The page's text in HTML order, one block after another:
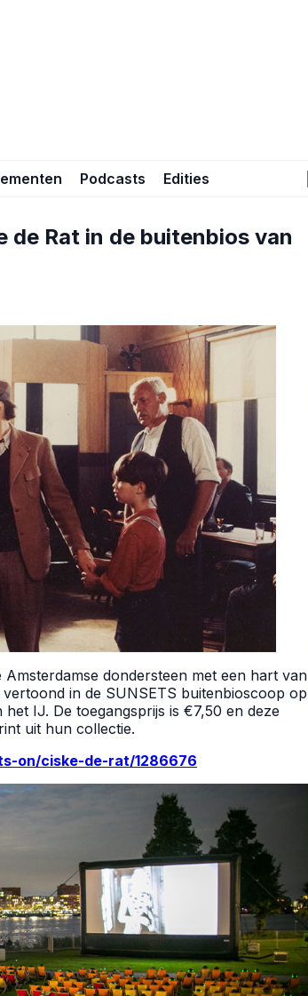
Podcasts Edities
de Rat in de buitenbios van
dondersteen met een hart van
in de SUNSETS buitenbioscoop op
IJ. De toegangsprijs is €7,50 en deze
uit hun collectie.
on/ciske-de-rat/1286676